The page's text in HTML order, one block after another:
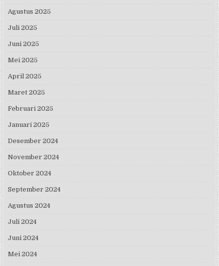
Agustus 2025
Juli 2025
Juni 2025
Mei 2025
April 2025
Maret 2025
Februari 2025
Januari 2025
Desember 2024
November 2024
Oktober 2024
September 2024
Agustus 2024
Juli 2024
Juni 2024
Mei 2024